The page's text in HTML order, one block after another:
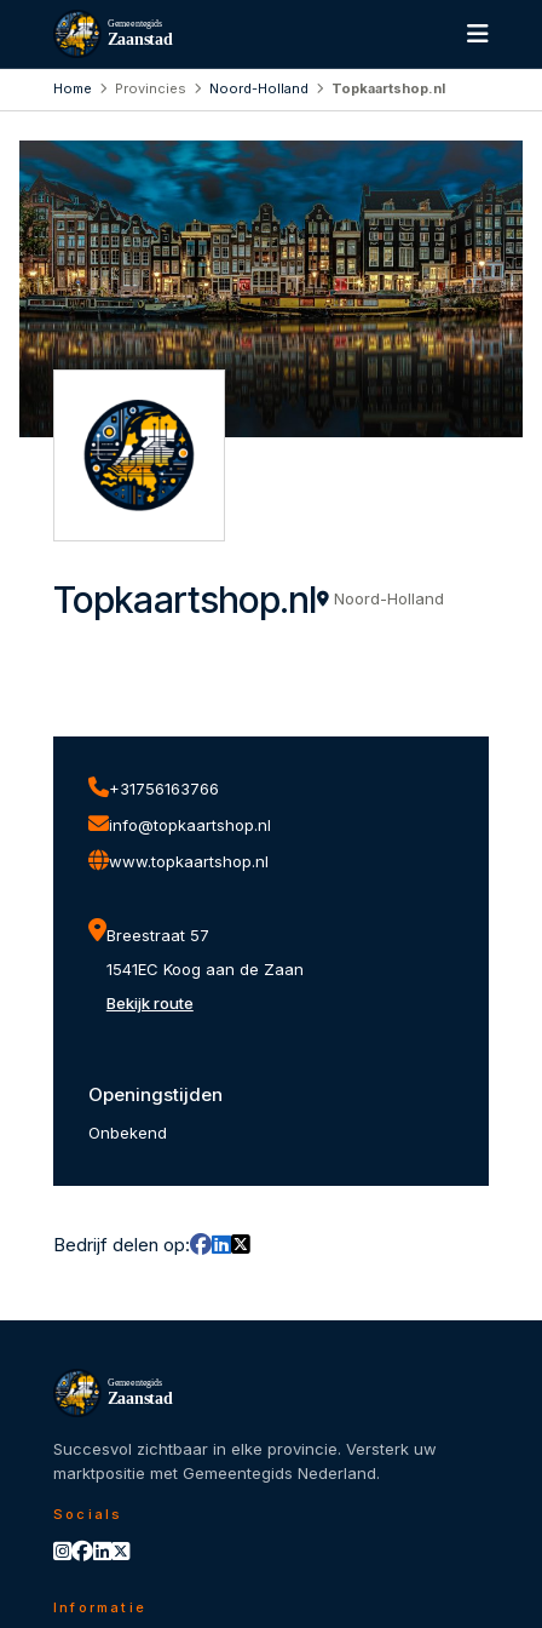
Gemeentegids
Zaanstad
Home Provincies Noord-Holland Topkaartshop.nl
Topkaartshop.nl Noord-Holland
+31756163766
info@topkaartshop.nl
www.topkaartshop.nl
Breestraat 57
1541EC Koog aan de Zaan
Bekijk route
Openingstijden
Onbekend
Bedrijf delen op:
Gemeentegids
Zaanstad
Succesvol zichtbaar in elke provincie. Versterk uw
marktpositie met Gemeentegids Nederland.
Socials
Informatie